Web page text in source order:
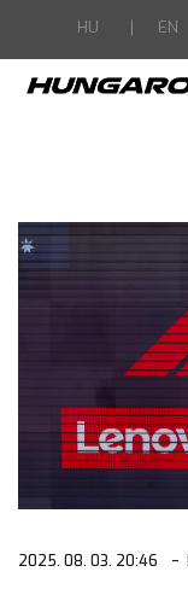
HU EN
2025. 08. 03. 20:46